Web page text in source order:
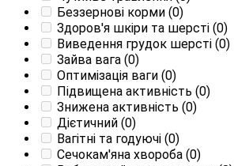
Беззернові корми (0)
Здоров'я шкіри та шерсті (0)
Виведення грудок шерсті (0)
Зайва вага (0)
Оптимізація ваги (0)
Підвищена активність (0)
Знижена активність (0)
Дієтичний (0)
Вагітні та годуючі (0)
Сечокам'яна хвороба (0)